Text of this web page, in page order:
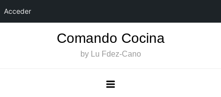
Acceder
Comando Cocina
by Lu Fdez-Cano